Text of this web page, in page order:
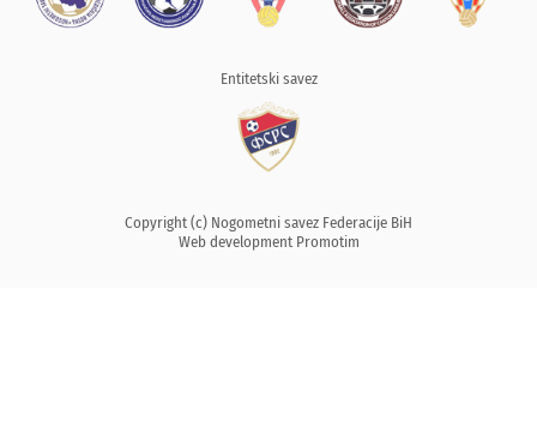
Entitetski savez
Copyright (c) Nogometni savez Federacije BiH
Web development Promotim